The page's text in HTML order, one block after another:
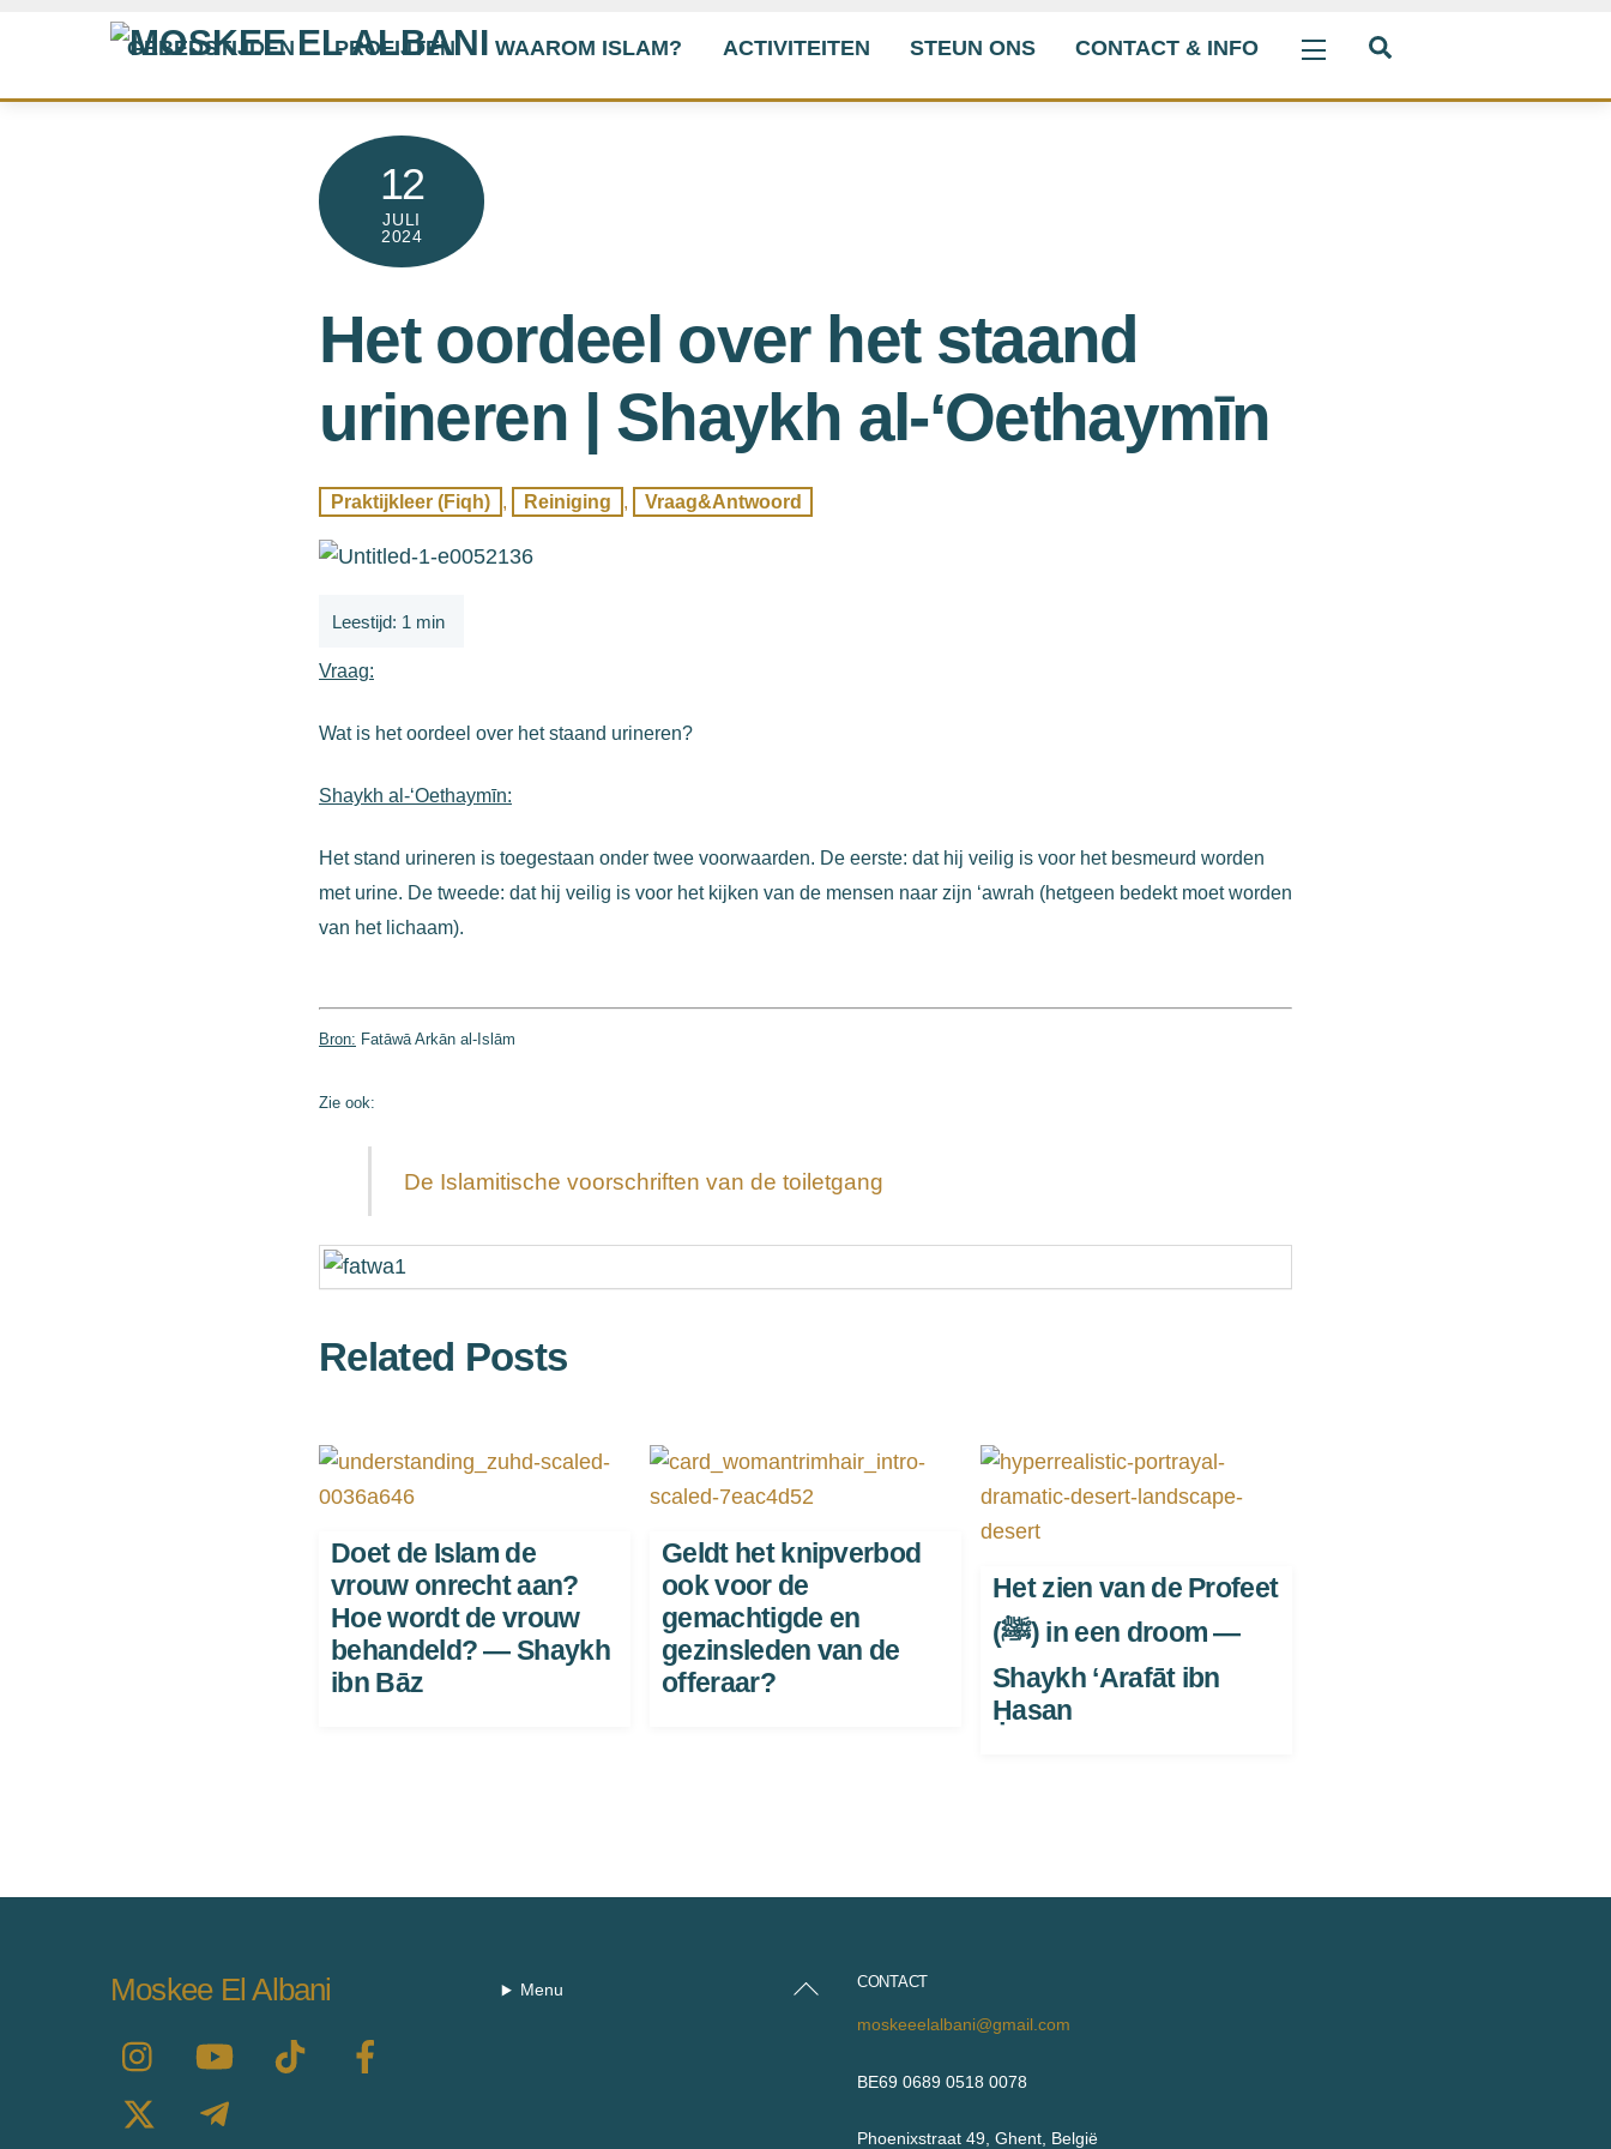
GEBEDSTIJDEN PROFIJTEN WAAROM ISLAM? ACTIVITEITEN STEUN ONS CONTACT & INFO Widgets
12
JULI
2024
Het oordeel over het staand
urineren | Shaykh al-‘Oethaymīn
Praktijkleer (Fiqh) , Reiniging , Vraag&Antwoord
Vraag:
Wat is het oordeel over het staand urineren?
Shaykh al-‘Oethaymīn:
Het stand urineren is toegestaan onder twee voorwaarden. De eerste: dat hij veilig is voor het besmeurd worden
met urine. De tweede: dat hij veilig is voor het kijken van de mensen naar zijn ‘awrah (hetgeen bedekt moet worden
van het lichaam).
Bron: Fatāwā Arkān al-Islām
Zie ook:
De Islamitische voorschriften van de toiletgang
Related Posts
Doet de Islam de
vrouw onrecht aan?
Hoe wordt de vrouw
behandeld? — Shaykh
ibn Bāz
Geldt het knipverbod
ook voor de
gemachtigde en
gezinsleden van de
offeraar?
Het zien van de Profeet
(ﷺ) in een droom —
Shaykh ‘Arafāt ibn
Ḥasan
Back
Moskee El Albani Menu CONTACT
moskeeelalbani@gmail.com
BE69 0689 0518 0078
Phoenixstraat 49, Ghent, België